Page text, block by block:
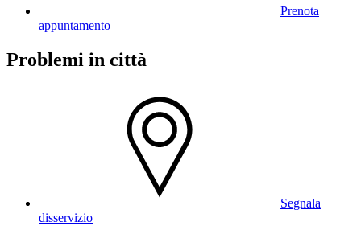
Prenota
appuntamento
Problemi in città
Segnala
disservizio